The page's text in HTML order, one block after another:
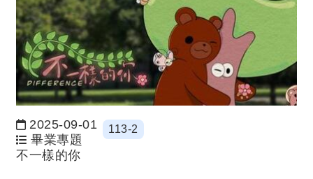
日期：
2025-09-01
畢業專題
113-2
不一樣的你